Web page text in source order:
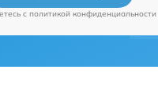
c политикой конфиденциальности